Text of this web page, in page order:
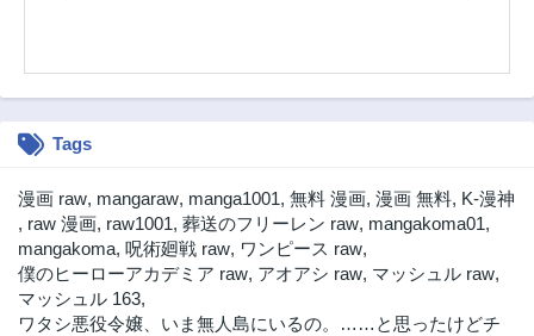
Tags
漫画 raw, mangaraw, manga1001, 無料 漫画, 漫画 無料, K-漫神
, raw 漫画, raw1001, 葬送のフリーレン raw, mangakoma01,
mangakoma, 呪術廻戦 raw, ワンピース raw,
僕のヒーローアカデミア raw, アオアシ raw, マッシュル raw,
マッシュル 163,
ワタシ悪役令嬢、いま無人島にいるの。……と思ったけどチ